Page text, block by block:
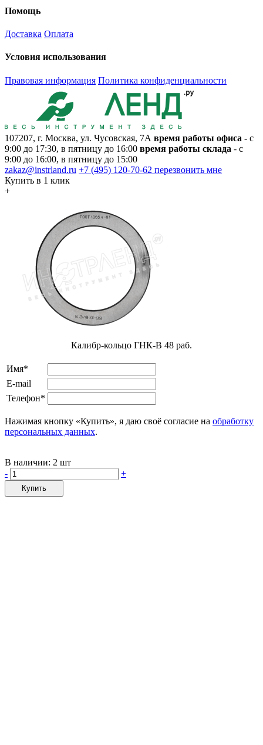
Помощь
Доставка Оплата
Условия использования
Правовая информация Политика конфиденциальности
107207, г. Москва, ул. Чусовская, 7А время работы офиса - с
9:00 до 17:30, в пятницу до 16:00 время работы склада - с
9:00 до 16:00, в пятницу до 15:00
zakaz@instrland.ru +7 (495) 120-70-62 перезвонить мне
Купить в 1 клик
+
Калибр-кольцо ГНК-В 48 раб.
Имя*
E-mail
Телефон*
Нажимая кнопку «Купить», я даю своё согласие на обработку
персональных данных.
В наличии: 2 шт
-
+
Купить